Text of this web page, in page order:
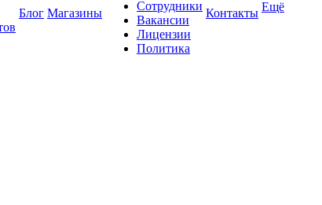
Блог Магазины
Сотрудники
Вакансии
Лицензии
Политика
Контакты Ещё